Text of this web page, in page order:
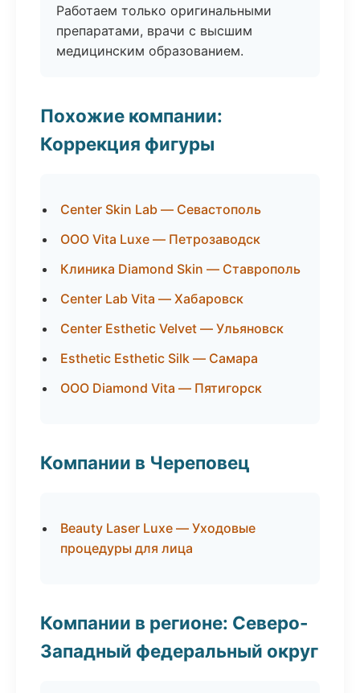
Работаем только оригинальными
препаратами, врачи с высшим
медицинским образованием.
Похожие компании:
Коррекция фигуры
Center Skin Lab — Севастополь
ООО Vita Luxe — Петрозаводск
Клиника Diamond Skin — Ставрополь
Center Lab Vita — Хабаровск
Center Esthetic Velvet — Ульяновск
Esthetic Esthetic Silk — Самара
ООО Diamond Vita — Пятигорск
Компании в Череповец
Beauty Laser Luxe — Уходовые
процедуры для лица
Компании в регионе: Северо-
Западный федеральный округ